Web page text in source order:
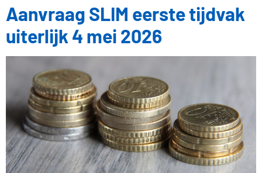
Aanvraag SLIM eerste tijdvak
uiterlijk 4 mei 2026